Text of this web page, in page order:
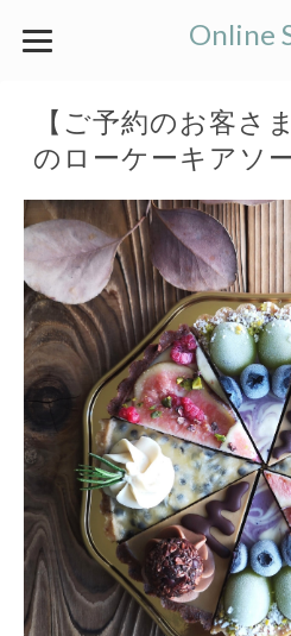
Online
【ご予約のお客さ
のローケーキアソ